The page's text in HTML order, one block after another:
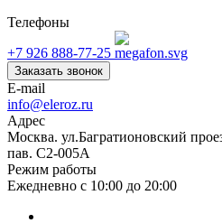
Телефоны
+7 926 888-77-25
Заказать звонок
E-mail
info@eleroz.ru
Адрес
Москва. ул.Багратионовский
пав. C2-005A
Режим работы
Ежедневно с 10:00 до 20:00